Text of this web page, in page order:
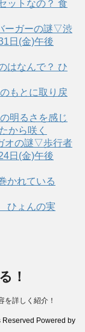
ットなの？ 食
ーガーの謎▽渋
日(金)午後
はなんで？ ひ
もとに取り戻
明るさを感じ
から咲く
オの謎▽歩行者
日(金)午後
かれている
ひょんの実
！
を詳しく紹介！
Powered by